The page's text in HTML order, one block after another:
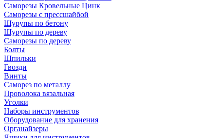
Саморезы Кровельные Цинк
Саморезы с прессшайбой
Шурупы по бетону
Шурупы по дереву
Саморезы по дереву
Болты
Шпильки
Гвозди
Винты
Саморез по металлу
Проволока вязальная
Уголки
Наборы инструментов
Оборудование для хранения
Органайзеры